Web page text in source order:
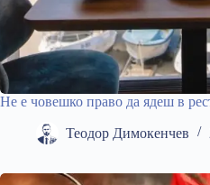
Не е човешко право да ядеш в
Теодор Димокенчев